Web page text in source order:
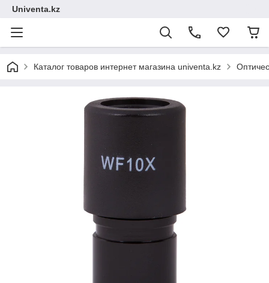
Univenta.kz
Каталог товаров интернет магазина univenta.kz